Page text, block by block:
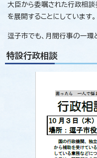
大臣から委嘱された行政相
を展開することにしています。
逗子市でも、月間行事の一環
特設行政相談